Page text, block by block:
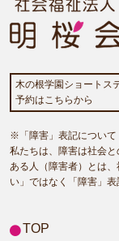
木の根学園ショートス
予約はこちらから
※「障害」表記について
私たちは、障害は社会
ある人（障害者）とは
い」ではなく「障害」表
TOP